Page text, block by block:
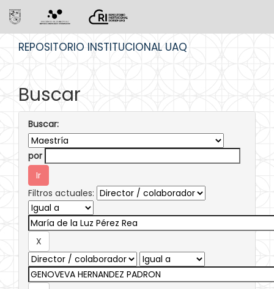
REPOSITORIO INSTITUCIONAL UAQ
Buscar
Buscar:
por
Filtros actuales: